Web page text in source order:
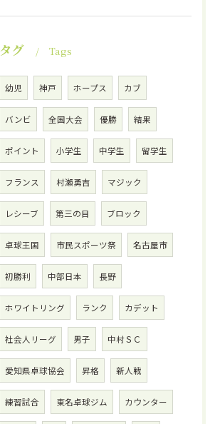
タグ Tags
幼児 神戸 ホープス カブ
バンビ 全国大会 優勝 結果
ポイント 小学生 中学生 留学生
フランス 村瀬勇吉 マジック
レシーブ 第三の目 ブロック
卓球王国 市民スポーツ祭 名古屋市
初勝利 中部日本 長野
ホワイトリング ランク カデット
社会人リーグ 男子 中村ＳＣ
愛知県卓球協会 昇格 新人戦
練習試合 東名卓球ジム カウンター